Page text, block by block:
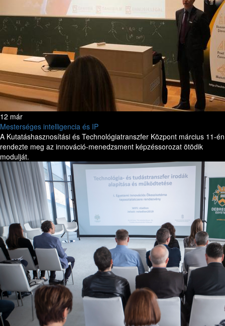
12 már
Mesterséges intelligencia és IP
A Kutatáshasznosítási és Technológiatranszfer Központ március 11-én
rendezte meg az innováció-menedzsment képzéssorozat ötödik
modulját.